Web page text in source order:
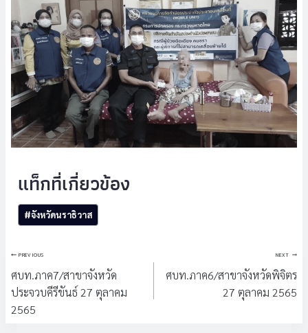
Post
Tags:
#จังหวัดนราธิวาส
แนะแนว
PREVIOUS
ศบท.ภาค7/สาขาจังหวัด
ประจวบคีรีขันธ์ 27 ตุลาคม
2565
NEXT
ศบท.ภาค6/สาขาจังหวัดพิจิตร
27 ตุลาคม 2565